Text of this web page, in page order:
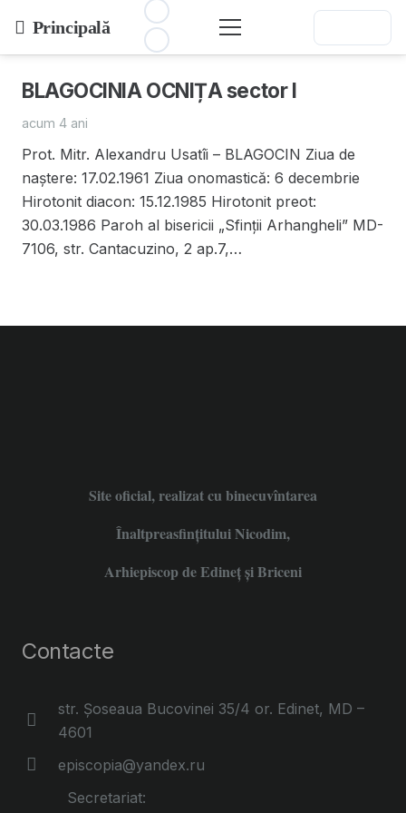
Principală
BLAGOCINIA OCNIȚA sector I
acum 4 ani
Prot. Mitr. Alexandru Usatîi – BLAGOCIN Ziua de
naștere: 17.02.1961 Ziua onomastică: 6 decembrie
Hirotonit diacon: 15.12.1985 Hirotonit preot:
30.03.1986 Paroh al bisericii „Sfinţii Arhangheli” MD-
7106, str. Cantacuzino, 2 ap.7,…
Site oficial, realizat cu binecuvîntarea
Înaltpreasfințitului Nicodim,
Arhiepiscop de Edineţ şi Briceni
Contacte
str. Șoseaua Bucovinei 35/4 or. Edinet, MD –
4601
episcopia@yandex.ru
Secretariat: